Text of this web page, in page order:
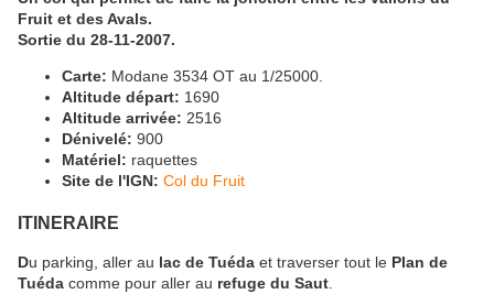
Fruit et des Avals.
Sortie du 28-11-2007.
Carte: Modane 3534 OT au 1/25000.
Altitude départ: 1690
Altitude arrivée: 2516
Dénivelé: 900
Matériel: raquettes
Site de l'IGN: Col du Fruit
ITINERAIRE
Du parking, aller au lac de Tuéda et traverser tout le Plan de
Tuéda comme pour aller au refuge du Saut